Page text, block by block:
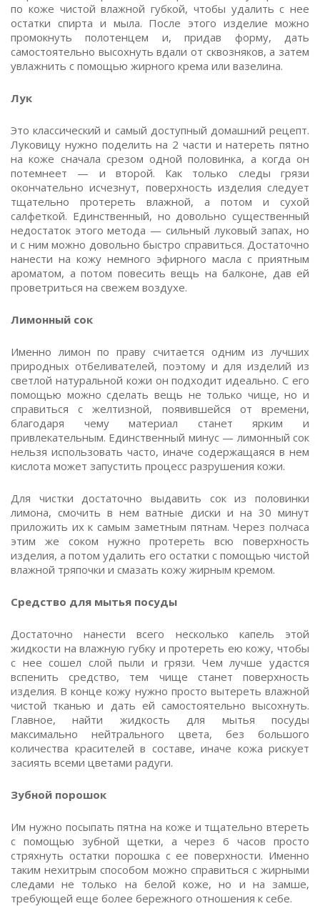
по коже чистой влажной губкой, чтобы удалить с нее
остатки спирта и мыла. После этого изделие можно
промокнуть полотенцем и, придав форму, дать
самостоятельно высохнуть вдали от сквозняков, а затем
увлажнить с помощью жирного крема или вазелина.
Лук
Это классический и самый доступный домашний рецепт.
Луковицу нужно поделить на 2 части и натереть пятно
на коже сначала срезом одной половинка, а когда он
потемнеет — и второй. Как только следы грязи
окончательно исчезнут, поверхность изделия следует
тщательно протереть влажной, а потом и сухой
салфеткой. Единственный, но довольно существенный
недостаток этого метода — сильный луковый запах, но
и с ним можно довольно быстро справиться. Достаточно
нанести на кожу немного эфирного масла с приятным
ароматом, а потом повесить вещь на балконе, дав ей
проветриться на свежем воздухе.
Лимонный сок
Именно лимон по праву считается одним из лучших
природных отбеливателей, поэтому и для изделий из
светлой натуральной кожи он подходит идеально. С его
помощью можно сделать вещь не только чище, но и
справиться с желтизной, появившейся от времени,
благодаря чему материал станет ярким и
привлекательным. Единственный минус — лимонный сок
нельзя использовать часто, иначе содержащаяся в нем
кислота может запустить процесс разрушения кожи.
Для чистки достаточно выдавить сок из половинки
лимона, смочить в нем ватные диски и на 30 минут
приложить их к самым заметным пятнам. Через полчаса
этим же соком нужно протереть всю поверхность
изделия, а потом удалить его остатки с помощью чистой
влажной тряпочки и смазать кожу жирным кремом.
Средство для мытья посуды
Достаточно нанести всего несколько капель этой
жидкости на влажную губку и протереть ею кожу, чтобы
с нее сошел слой пыли и грязи. Чем лучше удастся
вспенить средство, тем чище станет поверхность
изделия. В конце кожу нужно просто вытереть влажной
чистой тканью и дать ей самостоятельно высохнуть.
Главное, найти жидкость для мытья посуды
максимально нейтрального цвета, без большого
количества красителей в составе, иначе кожа рискует
засиять всеми цветами радуги.
Зубной порошок
Им нужно посыпать пятна на коже и тщательно втереть
с помощью зубной щетки, а через 6 часов просто
стряхнуть остатки порошка с ее поверхности. Именно
таким нехитрым способом можно справиться с жирными
следами не только на белой коже, но и на замше,
требующей еще более бережного отношения к себе.